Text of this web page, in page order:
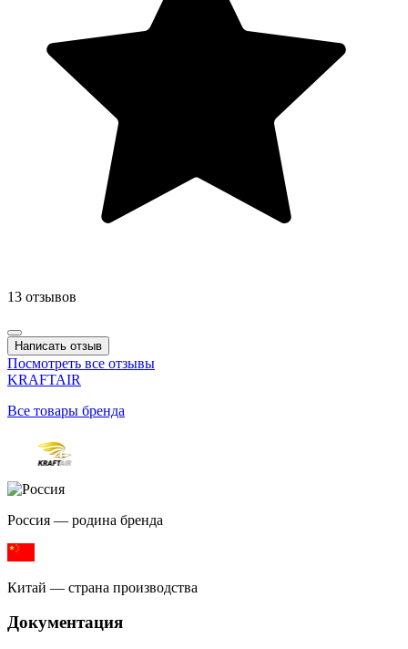
13 отзывов
Написать отзыв
Посмотреть все отзывы
KRAFTAIR
Все товары бренда
Россия — родина бренда
Китай — страна производства
Документация